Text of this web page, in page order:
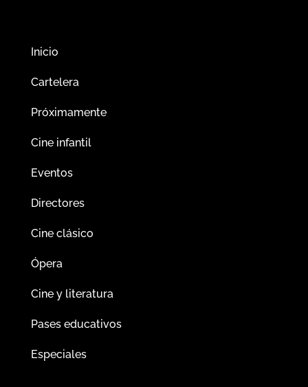
Inicio
Cartelera
Próximamente
Cine infantil
Eventos
Directores
Cine clásico
Ópera
Cine y literatura
Pases educativos
Especiales